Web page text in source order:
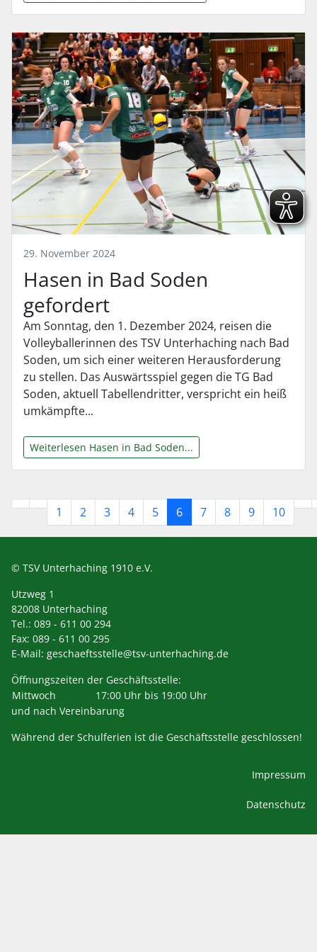
29. November 2024
Hasen in Bad Soden
gefordert
Am Sonntag, den 1. Dezember 2024, reisen die
Volleyballerinnen des TSV Unterhaching nach Bad
Soden, um sich einer weiteren Herausforderung
zu stellen. Das Auswärtsspiel gegen die TG Bad
Soden, aktuell Tabellendritter, verspricht ein heiß
umkämpfte...
Weiterlesen Hasen in Bad Soden...
1 2 3 4 5 6 7 8 9 10
© TSV Unterhaching 1910 e.V.
Utzweg 1
82008 Unterhaching
Tel.: 089 - 611 00 294
Fax: 089 - 611 00 295
E-Mail: geschaeftsstelle@tsv-unterhaching.de
Öffnungszeiten der Geschäftsstelle:
Mittwoch
17:00 Uhr bis 19:00 Uhr
und nach Vereinbarung
Während der Schulferien ist die Geschäftsstelle geschlossen!
Impressum
Datenschutz